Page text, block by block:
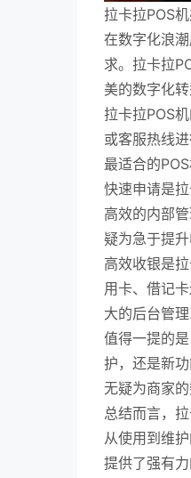
拉卡拉POS
在数字化浪
求。拉卡拉
美的数字化转
拉卡拉POS
或客服热线
最适合的
快速申请是
高效的内部
疑为急于提
高效收银是
用卡、借记
大的后台管
值得一提的
护，还是新
无疑为商家
总结而言，
从使用到维
提供了强有